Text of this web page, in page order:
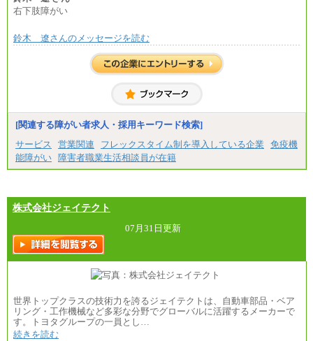
右下肢障がい
鈴木 遼さんのメッセージを読む
[関連する障がい者求人・採用キーワード検索]
サービス
営業関連 フレックスタイム制を導入している企業
免疫機
能障がい 障害者職業生活相談員が在籍
株式会社ジェイテクト
07月31日更新
世界トップクラスの技術力を誇るジェイテクトは、自動車部品・ベア
リング・工作機械など多彩な分野でグローバルに活躍するメーカーで
す。トヨタグループの一員とし…
続きを読む